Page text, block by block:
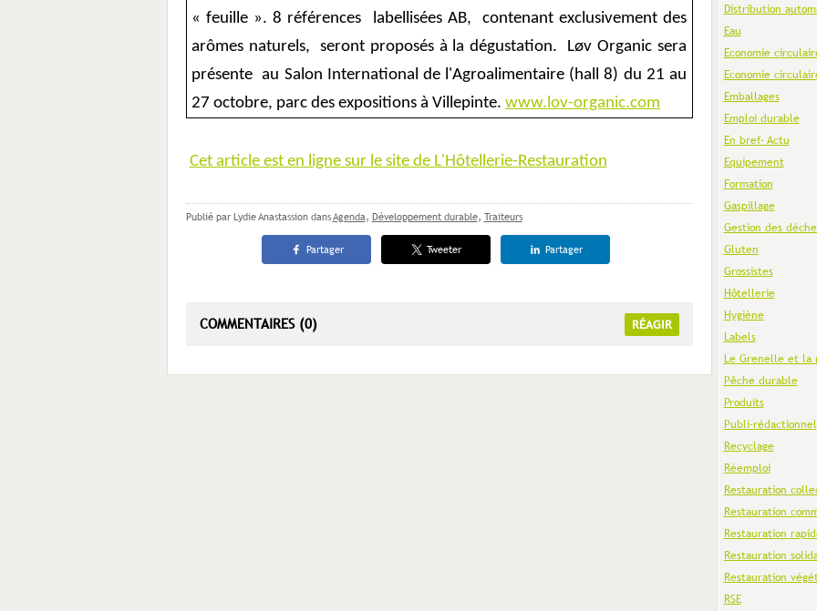
« feuille ». 8 références
labellisées AB,
contenant exclusivement des
arômes naturels,
seront proposés à la dégustation.
Løv Organic sera
présente au Salon International de l'Agroalimentaire (hall 8) du 21 au
27 octobre, parc des expositions à Villepinte.www.lov-organic.com
Cet article est en ligne sur le site de L'Hôtellerie-Restauration
Publié par Lydie Anastassion dansAgenda, Développement durable, Traiteurs
Partager Tweeter Partager
COMMENTAIRES (0) RÉAGIR
Distribution
Eau
Economie
Economie
Emballages
Emploi durable
En bref- Actu
Equipement
Formation
Gaspillage
Gestion des
Gluten
Grossistes
Hôtellerie
Hygiène
Labels
Le Grenelle et la
Pêche durable
Produits
Publi-rédactionnel
Recyclage
Réemploi
Restauration
Restauration
Restauration
Restauration
Restauration
RSE